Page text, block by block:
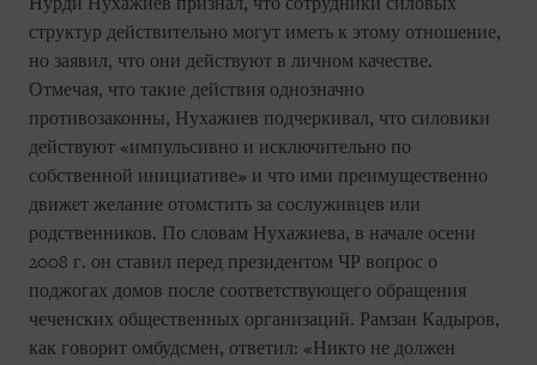
структур действительно могут иметь к этому отношение,
но заявил, что они действуют в личном качестве.
Отмечая, что такие действия однозначно
противозаконны, Нухажиев подчеркивал, что силовики
действуют «импульсивно и исключительно по
собственной инициативе» и что ими преимущественно
движет желание отомстить за сослуживцев или
родственников. По словам Нухажиева, в начале осени
2008 г. он ставил перед президентом ЧР вопрос о
поджогах домов после соответствующего обращения
чеченских общественных организаций. Рамзан Кадыров,
как говорит омбудсмен, ответил: «Никто не должен